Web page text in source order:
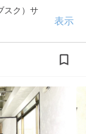
スク）サ
表示